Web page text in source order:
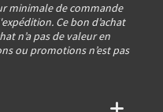
minimale de commande
Ce bon d’achat
n’a pas de valeur en
ou promotions n’est pas